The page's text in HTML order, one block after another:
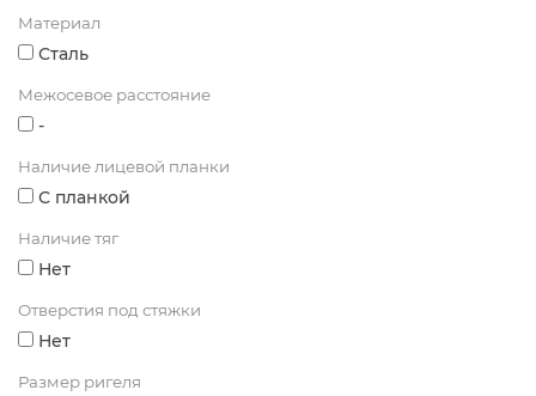
Материал
Сталь
Межосевое расстояние
-
Наличие лицевой планки
С планкой
Наличие тяг
Нет
Отверстия под стяжки
Нет
Размер ригеля